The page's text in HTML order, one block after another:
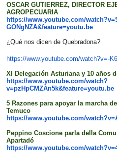
OSCAR GUTIERREZ, DIRECTOR
AGROPECUARIA
https://www.youtube.com/
GONgNZA&feature=youtu.be
¿Qué nos dicen de Quebradona?
https://www.youtube.com/watch?v=-
XI Delegación Asturiana y 10 años
https://www.youtube.com/watch?
v=pzHpCMZAn5k&feature=youtu.be
5 Razones para apoyar la marcha
Temuco
https://www.youtube.com/
Peppino Coscione parla della
Apartadó
https://www.youtube.com/